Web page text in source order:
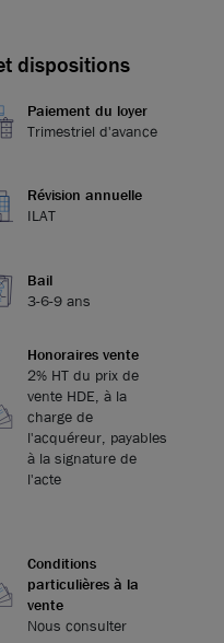
dispositions
Paiement du loyer
Trimestriel d'avance
Révision annuelle
ILAT
Bail
3-6-9 ans
Honoraires vente
2% HT du prix de
vente HDE, à la
charge de
l'acquéreur, payables
à la signature de
l'acte
Conditions
particulières à la
vente
Nous consulter